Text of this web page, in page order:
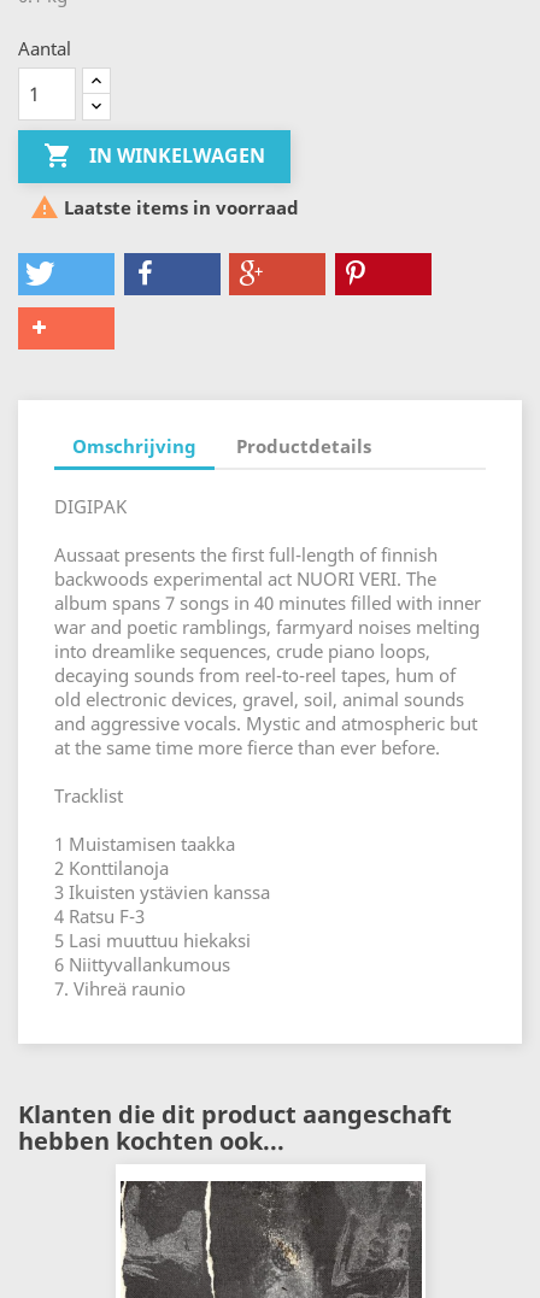
Aantal
 IN WINKELWAGEN
 Laatste items in voorraad
Omschrijving Productdetails
DIGIPAK
Aussaat presents the first full-length of finnish
backwoods experimental act NUORI VERI. The
album spans 7 songs in 40 minutes filled with inner
war and poetic ramblings, farmyard noises melting
into dreamlike sequences, crude piano loops,
decaying sounds from reel-to-reel tapes, hum of
old electronic devices, gravel, soil, animal sounds
and aggressive vocals. Mystic and atmospheric but
at the same time more fierce than ever before.
Tracklist
1 Muistamisen taakka
2 Konttilanoja
3 Ikuisten ystävien kanssa
4 Ratsu F-3
5 Lasi muuttuu hiekaksi
6 Niittyvallankumous
7. Vihreä raunio
Klanten die dit product aangeschaft
hebben kochten ook...